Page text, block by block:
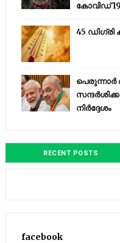
കോവിഡ് 19
45
പെരുന്നാര്‍
നിര്‍ദ്ദേശം
RECENT POSTS
facebook